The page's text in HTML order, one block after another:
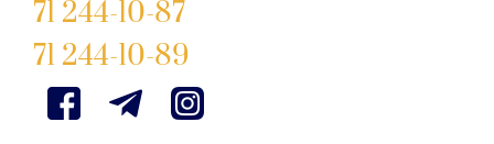
71 244-10-87
71 244-10-89